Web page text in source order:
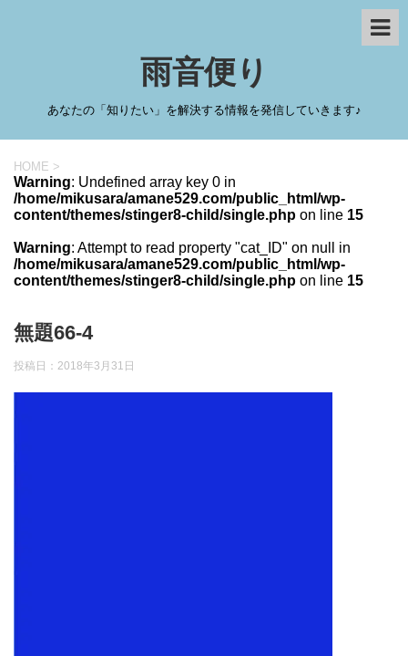
雨音便り
あなたの「知りたい」を解決する情報を発信していきます♪
HOME >
Warning: Undefined array key 0 in
/home/mikusara/amane529.com/public_html/wp-
content/themes/stinger8-child/single.php on line 15
Warning: Attempt to read property "cat_ID" on null in
/home/mikusara/amane529.com/public_html/wp-
content/themes/stinger8-child/single.php on line 15
無題66-4
投稿日： 2018年3月31日